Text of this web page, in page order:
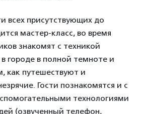
всех присутствующих до
мастер-класс, во время
знакомят с техникой
городе в полной темноте и
как путешествуют и
Гости познакомятся и с
технологиями
(озвученный телефон,